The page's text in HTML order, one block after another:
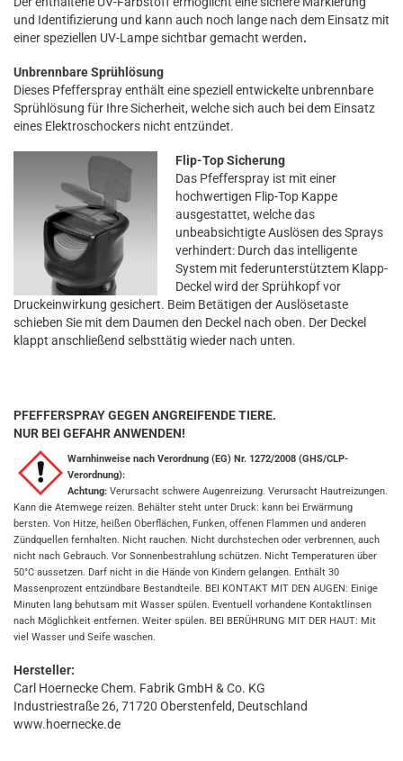
und Identifizierung und kann auch noch lange nach dem Einsatz mit
einer speziellen UV-Lampe sichtbar gemacht werden.
Unbrennbare Sprühlösung
Dieses Pfefferspray enthält eine speziell entwickelte unbrennbare
Sprühlösung für Ihre Sicherheit, welche sich auch bei dem Einsatz
eines Elektroschockers nicht entzündet.
Flip-Top Sicherung
Das Pfefferspray ist mit einer
hochwertigen Flip-Top Kappe
ausgestattet, welche das
unbeabsichtigte Auslösen des Sprays
verhindert: Durch das intelligente
System mit federunterstütztem Klapp-
Deckel wird der Sprühkopf vor
Druckeinwirkung gesichert. Beim Betätigen der Auslösetaste
schieben Sie mit dem Daumen den Deckel nach oben. Der Deckel
klappt anschließend selbsttätig wieder nach unten.
PFEFFERSPRAY GEGEN ANGREIFENDE TIERE.
NUR BEI GEFAHR ANWENDEN!
Warnhinweise nach Verordnung (EG) Nr. 1272/2008 (GHS/CLP-
Verordnung):
Achtung: Verursacht schwere Augenreizung. Verursacht Hautreizungen.
Kann die Atemwege reizen. Behälter steht unter Druck: kann bei Erwärmung
bersten. Von Hitze, heißen Oberflächen, Funken, offenen Flammen und anderen
Zündquellen fernhalten. Nicht rauchen. Nicht durchstechen oder verbrennen, auch
nicht nach Gebrauch. Vor Sonnenbestrahlung schützen. Nicht Temperaturen über
50°C aussetzen. Darf nicht in die Hände von Kindern gelangen. Enthält 30
Massenprozent entzündbare Bestandteile. BEI KONTAKT MIT DEN AUGEN: Einige
Minuten lang behutsam mit Wasser spülen. Eventuell vorhandene Kontaktlinsen
nach Möglichkeit entfernen. Weiter spülen. BEI BERÜHRUNG MIT DER HAUT: Mit
viel Wasser und Seife waschen.
Hersteller:
Carl Hoernecke Chem. Fabrik GmbH & Co. KG
Industriestraße 26, 71720 Oberstenfeld, Deutschland
www.hoernecke.de